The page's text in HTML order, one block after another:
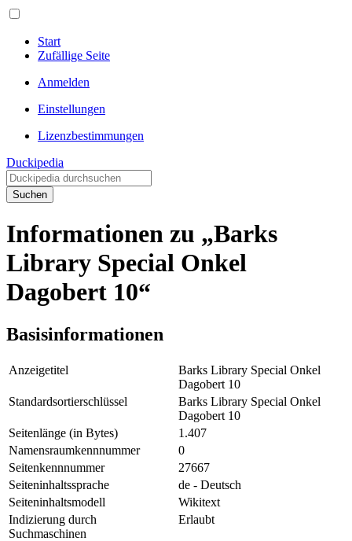
Start
Zufällige Seite
Anmelden
Einstellungen
Lizenzbestimmungen
Duckipedia
Suchen
Informationen zu „Barks
Library Special Onkel
Dagobert 10“
Basisinformationen
Anzeigetitel
Barks Library Special Onkel
Dagobert 10
Standardsortierschlüssel
Barks Library Special Onkel
Dagobert 10
Seitenlänge (in Bytes)
1.407
Namensraumkennnummer
0
Seitenkennnummer
27667
Seiteninhaltssprache
de - Deutsch
Seiteninhaltsmodell
Wikitext
Indizierung durch
Suchmaschinen
Erlaubt